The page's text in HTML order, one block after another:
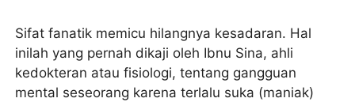
Sifat fanatik memicu hilangnya kesadaran. Hal
inilah yang pernah dikaji oleh Ibnu Sina, ahli
kedokteran atau fisiologi, tentang gangguan
mental seseorang karena terlalu suka (maniak)